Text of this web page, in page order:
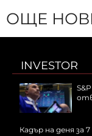
ОЩЕ
INVESTOR
Кадър на деня за